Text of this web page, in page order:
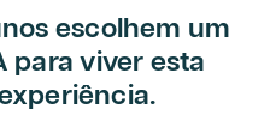
escolhem um
para viver esta